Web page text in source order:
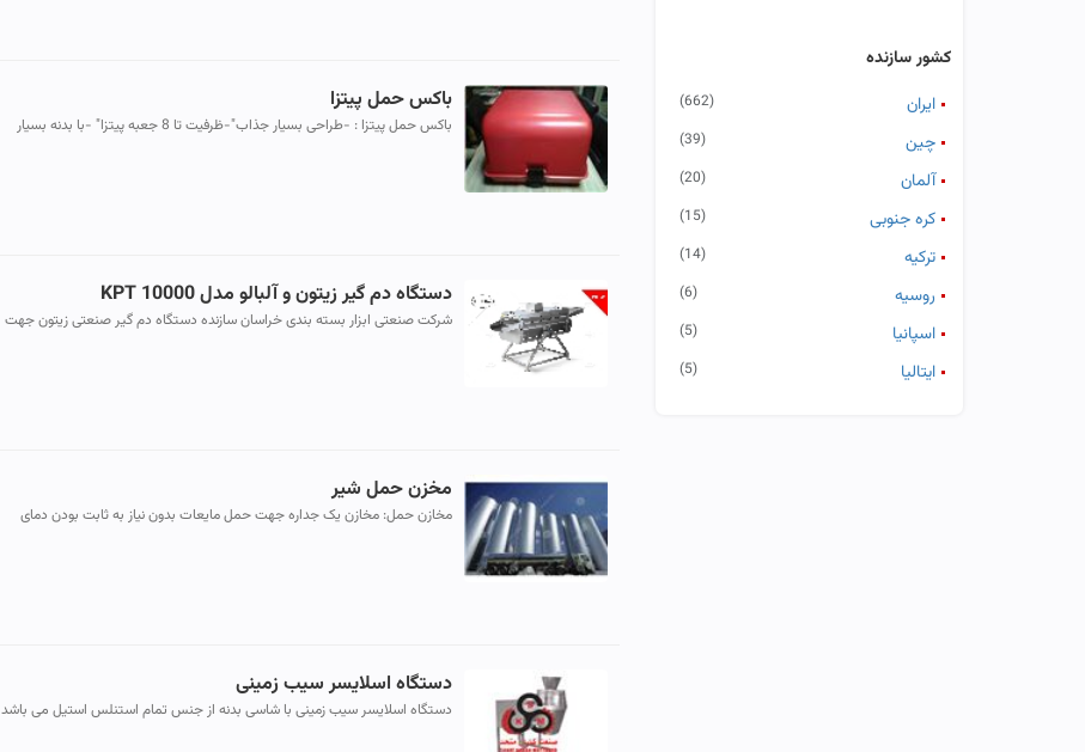
کشور سازنده
ایران
(662)
چین (39)
آلمان (20)
كره جنوبی (15)
تركیه (14)
روسیه (6)
اسپانیا (5)
ایتالیا (5)
باکس حمل پیتزا
باکس حمل پیتزا : -طراحی بسیار جذاب"-ظرفیت تا 8 جعبه پیتزا" -با بدنه بسیار
دستگاه دم گیر زیتون و آلبالو مدل KPT 10000
شرکت صنعتی ابزار بسته بندی خراسان سازنده دستگاه دم گیر صنعتی زیتون جهت
مخزن حمل شیر
مخازن حمل: مخازن یک جداره جهت حمل مایعات بدون نیاز به ثابت بودن دمای
دستگاه اسلایسر سیب زمینی
دستگاه اسلایسر سیب زمینی با شاسی بدنه از جنس تمام استنلس استیل می باشد